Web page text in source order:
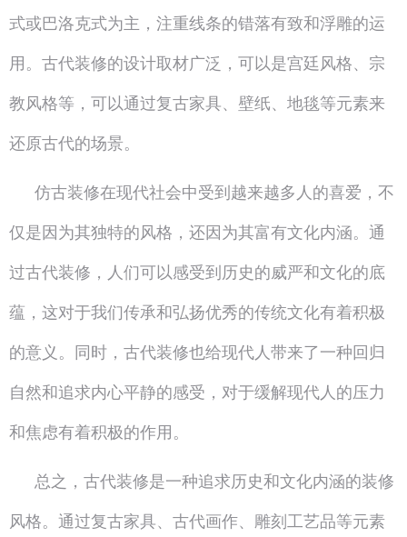
式或巴洛克式为主，注重线条的错落有致和浮雕的运
用。古代装修的设计取材广泛，可以是宫廷风格、宗
教风格等，可以通过复古家具、壁纸、地毯等元素来
还原古代的场景。
仿古装修在现代社会中受到越来越多人的喜爱，不
仅是因为其独特的风格，还因为其富有文化内涵。通
过古代装修，人们可以感受到历史的威严和文化的底
蕴，这对于我们传承和弘扬优秀的传统文化有着积极
的意义。同时，古代装修也给现代人带来了一种回归
自然和追求内心平静的感受，对于缓解现代人的压力
和焦虑有着积极的作用。
总之，古代装修是一种追求历史和文化内涵的装修
风格。通过复古家具、古代画作、雕刻工艺品等元素